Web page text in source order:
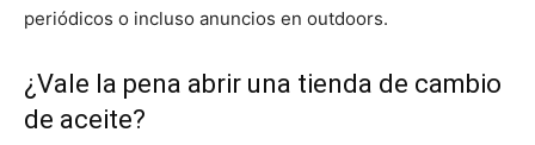
periódicos o incluso anuncios en outdoors.
¿Vale la pena abrir una tienda de cambio
de aceite?